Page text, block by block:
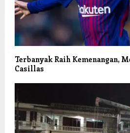
Terbanyak Raih Kemenangan,
Casillas